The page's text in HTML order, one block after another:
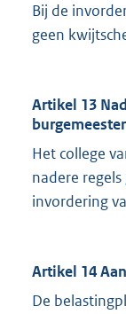
Bij de
geen
Artikel 13
Het college
nadere
invordering
Artikel 14
De